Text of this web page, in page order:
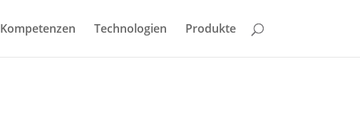
Kompetenzen Technologien Produkte